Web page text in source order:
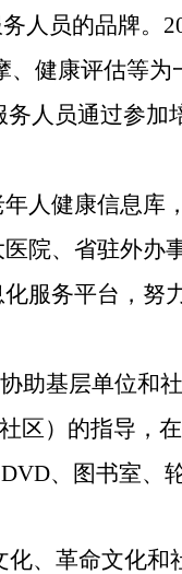
人员的品牌。
、健康评估等为
务人员通过参加
人健康信息库
院、省驻外办
服务平台，努
助基层单位和
区）的指导，
、图书室、
、革命文化和